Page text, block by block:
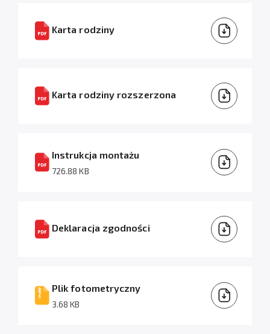
Karta rodziny
Karta rodziny rozszerzona
Instrukcja montażu
726.88 KB
Deklaracja zgodności
Plik fotometryczny
3.68 KB